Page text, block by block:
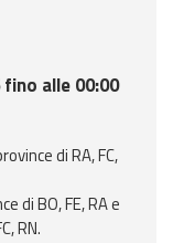
alle 00:00
di RA, FC,
di BO, FE, RA e
RN.